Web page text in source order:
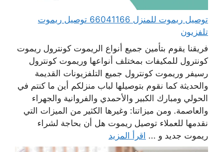
توصيل ريموت للمنزل 66041166 توصيل ريموت
تلفزيون
فريقنا يقوم بتأمين جميع أنواع الريموت كونترول ريموت
كونترول للمكيفات بمختلف أنواعها وريموت كونترول
رسيفر وريموت كونترول جميع التلفزيونات القديمة
والحديثة كما نقوم بتوصيلها لباب منزلكم أين ما كنتم في
الحولي ومبارك الكبير والأحمدي والفروانية والجهراء
والعاصمة. ومن ميزاتنا: وغيرها الكثير من الميزات التي
نقدمها للعملاء توصيل ريموت هل أن بحاجة لشراء
ريموت جديد و ... اقرأ المزيد